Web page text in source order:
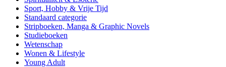
Sport, Hobby & Vrije Tijd
Standaard categorie
Stripboeken, Manga & Graphic Novels
Studieboeken
Wetenschap
Wonen & Lifestyle
Young Adult